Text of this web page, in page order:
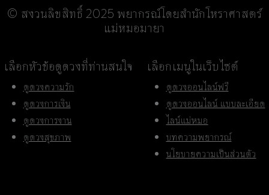
© สงวนลิขสิทธิ์ 2025 พยากรณ์โดยสำนักโหราศาสตร์
แม่หมอมายา
เลือกหัวข้อดูดวงที่ท่านสนใจ
ดูดวงความรัก
ดูดวงการเงิน
ดูดวงการงาน
ดูดวงสุขภาพ
เลือกเมนูในเว็บไซต์
ดูดวงออนไลน์ฟรี
ดูดวงออนไลน์ แบบละเอียด
ไลน์แม่หมอ
บทความพยากรณ์
นโยบายความเป็นส่วนตัว